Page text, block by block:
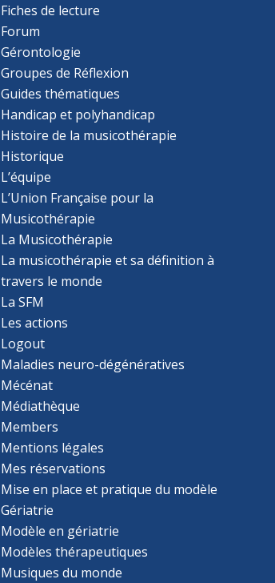
Fiches de lecture
Forum
Gérontologie
Groupes de Réflexion
Guides thématiques
Handicap et polyhandicap
Histoire de la musicothérapie
Historique
L’équipe
L’Union Française pour la
Musicothérapie
La Musicothérapie
La musicothérapie et sa définition à
travers le monde
La SFM
Les actions
Logout
Maladies neuro-dégénératives
Mécénat
Médiathèque
Members
Mentions légales
Mes réservations
Mise en place et pratique du modèle
Gériatrie
Modèle en gériatrie
Modèles thérapeutiques
Musiques du monde